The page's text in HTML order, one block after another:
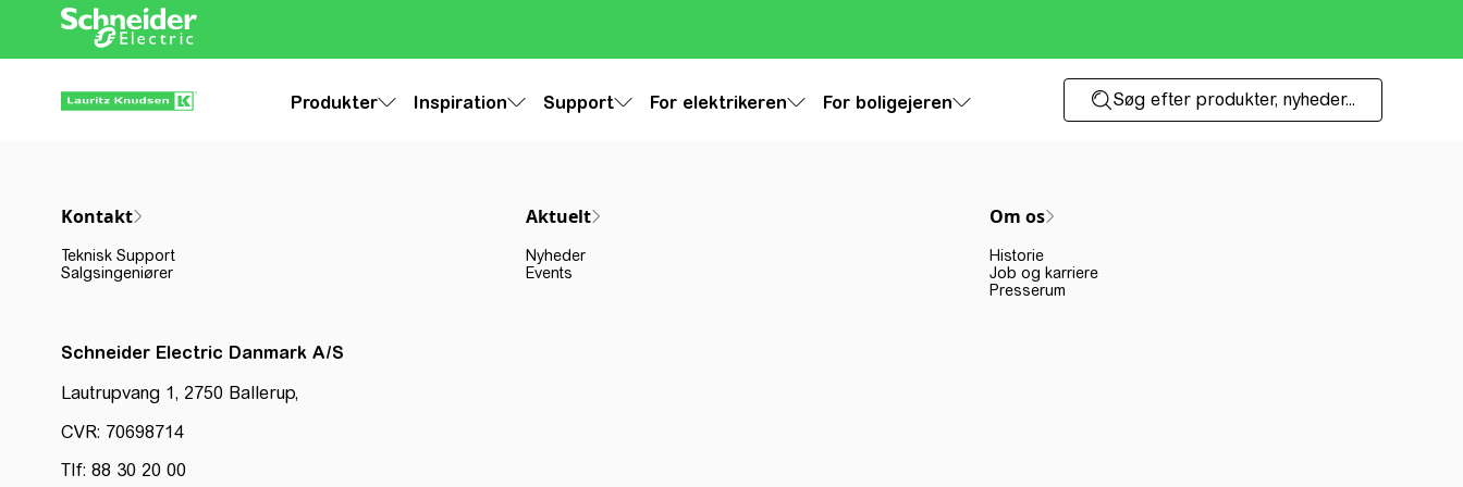
Produkter Inspiration Support For elektrikeren For boligejeren Søg efter produkter, nyheder...
Kontakt
Teknisk Support
Salgsingeniører
Aktuelt
Nyheder
Events
Om os
Historie
Job og karriere
Presserum
Schneider Electric Danmark A/S
Lautrupvang 1, 2750 Ballerup,
CVR: 70698714
Tlf: 88 30 20 00